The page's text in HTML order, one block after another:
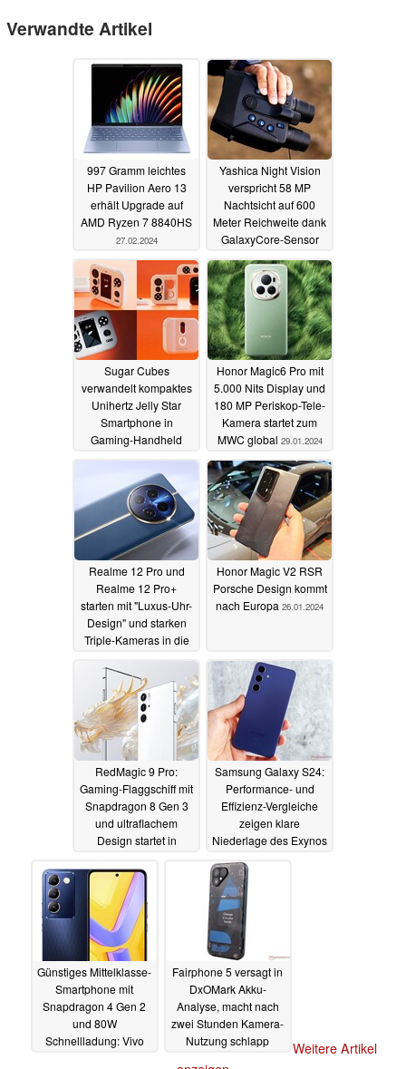
Verwandte Artikel
997 Gramm leichtes
HP Pavilion Aero 13
erhält Upgrade auf
AMD Ryzen 7 8840HS
27.02.2024
Yashica Night Vision
verspricht 58 MP
Nachtsicht auf 600
Meter Reichweite dank
GalaxyCore-Sensor
und f/1.0 Objektiv
06.02.2024
Sugar Cubes
verwandelt kompaktes
Unihertz Jelly Star
Smartphone in
Gaming-Handheld
29.01.2024
Honor Magic6 Pro mit
5.000 Nits Display und
180 MP Periskop-Tele-
Kamera startet zum
MWC global 29.01.2024
Realme 12 Pro und
Realme 12 Pro+
starten mit "Luxus-Uhr-
Design" und starken
Triple-Kameras in die
29.01.2024
Honor Magic V2 RSR
Porsche Design kommt
nach Europa 26.01.2024
RedMagic 9 Pro:
Gaming-Flaggschiff mit
Snapdragon 8 Gen 3
und ultraflachem
Design startet in
25.01.2024
Samsung Galaxy S24:
Performance- und
Effizienz-Vergleiche
zeigen klare
Niederlage des Exynos
2400
Günstiges Mittelklasse-
Smartphone mit
Snapdragon 4 Gen 2
und 80W
Schnellladung: Vivo
Fairphone 5 versagt in
DxOMark Akku-
Analyse, macht nach
zwei Stunden Kamera-
Nutzung schlapp
Weitere Artikel